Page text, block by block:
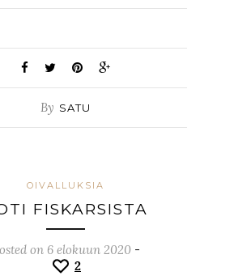
By SATU
OIVALLUKSIA
FISKARSISTA
on 6 elokuun 2020 -
2